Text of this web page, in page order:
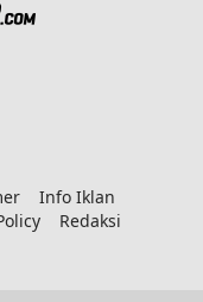
Info Iklan
Redaksi